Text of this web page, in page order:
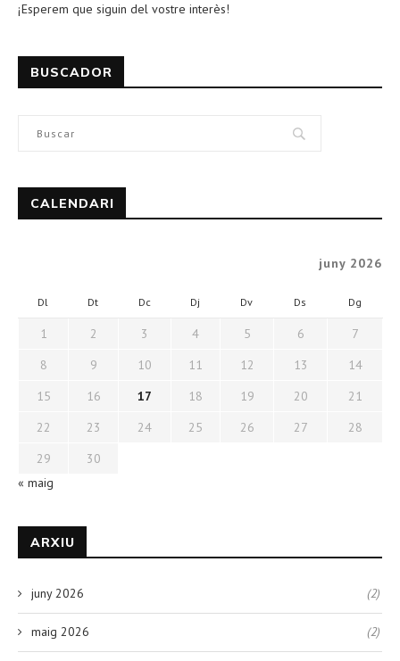
¡Esperem que siguin del vostre interès!
BUSCADOR
CALENDARI
juny 2026
Dl Dt Dc Dj Dv Ds Dg
1 2 3 4 5 6
7
8
9 10 11 12 13
14
15
16 17 18 19 20
21
22
23 24 25 26 27
28
29
30
« maig
ARXIU
juny 2026 (2)
maig 2026 (2)